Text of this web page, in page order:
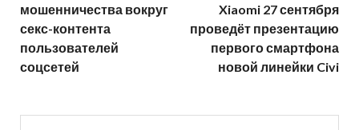
мошенничества вокруг
секс-контента
пользователей
соцсетей
Xiaomi 27 сентября
проведёт презентацию
первого смартфона
новой линейки Civi